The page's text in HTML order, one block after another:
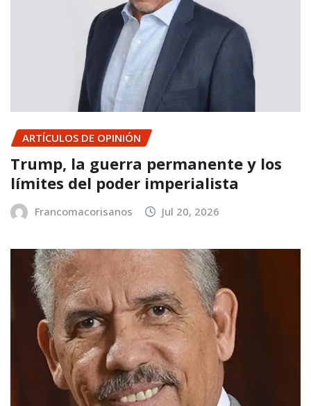
ARTÍCULOS DE OPINIÓN
Trump, la guerra permanente y los
límites del poder imperialista
Francomacorisanos Jul 20, 2026